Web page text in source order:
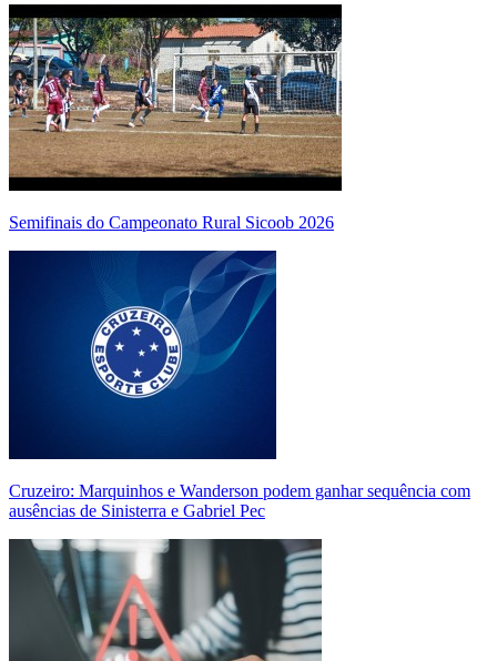
Semifinais do Campeonato Rural Sicoob 2026
Cruzeiro: Marquinhos e Wanderson podem ganhar sequência com
ausências de Sinisterra e Gabriel Pec